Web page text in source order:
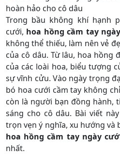
Trong bầu không khí hạnh
cưới, hoa hồng cầm tay
không thể thiếu, làm nên vẻ
của cô dâu. Từ lâu, hoa hồng
của các loài hoa, biểu tượng
sự vĩnh cửu. Vào ngày trọng
bó hoa cưới cầm tay không
còn là người bạn đồng hành,
sáng cho cô dâu. Bài viết
trọn vẹn ý nghĩa, xu hướng và
hoa hồng cầm tay ngày
nhất.